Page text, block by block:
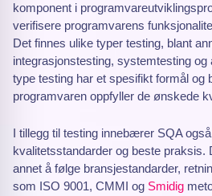
komponent i
verifisere programvarens
Det finnes ulike typer testing, blant
integrasjonstesting, systemtesting
type testing har et spesifikt formål og
programvaren oppfyller de ønskede
I tillegg til testing innebærer SQA
kvalitetsstandarder og beste praksis.
annet å følge bransjestandarder,
som ISO 9001, CMMI og Smidig